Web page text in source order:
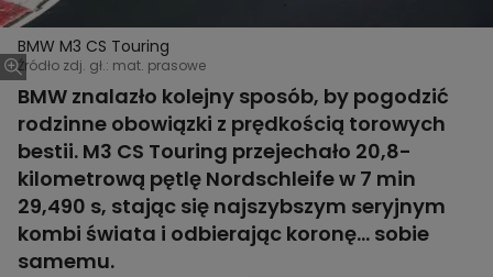
BMW M3 CS Touring
Źródło zdj. gł.: mat. prasowe
BMW znalazło kolejny sposób, by pogodzić
rodzinne obowiązki z prędkością torowych
bestii. M3 CS Touring przejechało 20,8-
kilometrową pętlę Nordschleife w 7 min
29,490 s, stając się najszybszym seryjnym
kombi świata i odbierając koronę… sobie
samemu.